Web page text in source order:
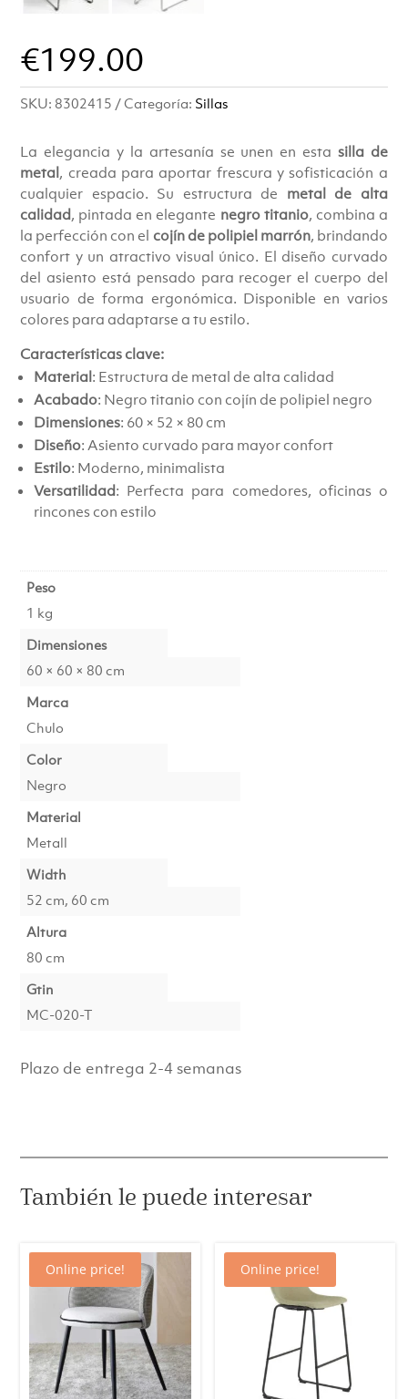
€199.00
SKU: 8302415 Categoría: Sillas
La elegancia y la artesanía se unen en esta silla de
metal, creada para aportar frescura y sofisticación a
cualquier espacio. Su estructura de metal de alta
calidad, pintada en elegante negro titanio, combina a
la perfección con el cojín de polipiel marrón, brindando
confort y un atractivo visual único. El diseño curvado
del asiento está pensado para recoger el cuerpo del
usuario de forma ergonómica. Disponible en varios
colores para adaptarse a tu estilo.
Características clave:
Material: Estructura de metal de alta calidad
Acabado: Negro titanio con cojín de polipiel negro
Dimensiones: 60 × 52 × 80 cm
Diseño: Asiento curvado para mayor confort
Estilo: Moderno, minimalista
Versatilidad: Perfecta para comedores, oficinas o
rincones con estilo
Peso
1 kg
Dimensiones
60 × 60 × 80 cm
Marca
Chulo
Color
Negro
Material
Metall
Width
52 cm, 60 cm
Altura
80 cm
Gtin
MC-020-T
Plazo de entrega 2-4 semanas
También le puede interesar
Online price! Online price!